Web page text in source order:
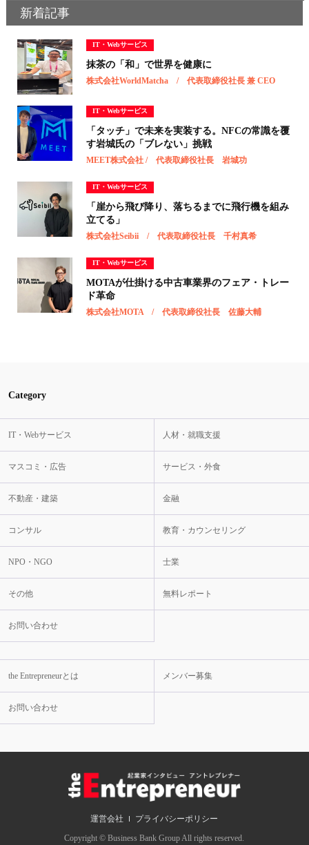
新着記事
IT・Webサービス
抹茶の「和」で世界を健康に
株式会社WorldMatcha / 代表取締役社長 兼 CEO
IT・Webサービス
「タッチ」で未来を実装する。NFCの常識を覆
す岩城氏の「ブレない」挑戦
MEET株式会社 / 代表取締役社長 岩城功
IT・Webサービス
「崖から飛び降り、落ちるまでに飛行機を組み
立てる」
株式会社Seibii / 代表取締役社長 千村真希
IT・Webサービス
MOTAが仕掛ける中古車業界のフェア・トレー
ド革命
株式会社MOTA / 代表取締役社長 佐藤大輔
Category
IT・Webサービス 人材・就職支援
マスコミ・広告 サービス・外食
不動産・建築 金融
コンサル 教育・カウンセリング
NPO・NGO 士業
その他 無料レポート
お問い合わせ
the Entrepreneurとは メンバー募集
お問い合わせ
運営会社
プライバシーポリシー
Copyright © Business Bank Group All rights reserved.